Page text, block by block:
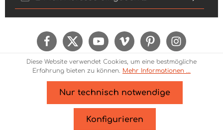
Ich habe dieDatenschutzbestimmungenzur
bin mit ihnen einverstanden.
Um weiterzugehen, geben Sie die oben
abgebildeten Zeichen ein*
und ggf. Nachnahmegebühren, wenn
nicht anders angegeben.
Diese Website verwendet Cookies, um eine bestmögliche
Erfahrung bieten zu können. Mehr Informationen ...
Nur technisch notwendige
Konfigurieren